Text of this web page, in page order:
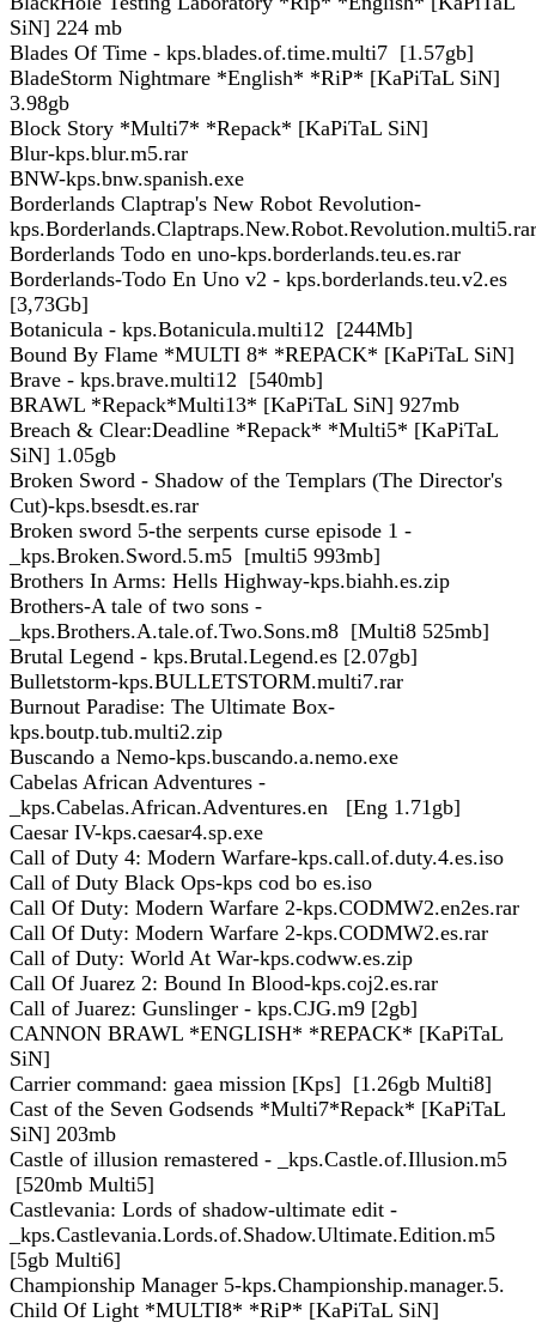
SiN] 224 mb
Blades Of Time - kps.blades.of.time.multi7 [1.57gb]
BladeStorm Nightmare *English* *RiP* [KaPiTaL SiN]
3.98gb
Block Story *Multi7* *Repack* [KaPiTaL SiN]
Blur-kps.blur.m5.rar
BNW-kps.bnw.spanish.exe
Borderlands Claptrap's New Robot Revolution-
kps.Borderlands.Claptraps.New.Robot.Revolution.multi5.rar
Borderlands Todo en uno-kps.borderlands.teu.es.rar
Borderlands-Todo En Uno v2 - kps.borderlands.teu.v2.es
[3,73Gb]
Botanicula - kps.Botanicula.multi12 [244Mb]
Bound By Flame *MULTI 8* *REPACK* [KaPiTaL SiN]
Brave - kps.brave.multi12 [540mb]
BRAWL *Repack*Multi13* [KaPiTaL SiN] 927mb
Breach & Clear:Deadline *Repack* *Multi5* [KaPiTaL
SiN] 1.05gb
Broken Sword - Shadow of the Templars (The Director's
Cut)-kps.bsesdt.es.rar
Broken sword 5-the serpents curse episode 1 -
_kps.Broken.Sword.5.m5 [multi5 993mb]
Brothers In Arms: Hells Highway-kps.biahh.es.zip
Brothers-A tale of two sons -
_kps.Brothers.A.tale.of.Two.Sons.m8 [Multi8 525mb]
Brutal Legend - kps.Brutal.Legend.es [2.07gb]
Bulletstorm-kps.BULLETSTORM.multi7.rar
Burnout Paradise: The Ultimate Box-
kps.boutp.tub.multi2.zip
Buscando a Nemo-kps.buscando.a.nemo.exe
Cabelas African Adventures -
_kps.Cabelas.African.Adventures.en [Eng 1.71gb]
Caesar IV-kps.caesar4.sp.exe
Call of Duty 4: Modern Warfare-kps.call.of.duty.4.es.iso
Call of Duty Black Ops-kps cod bo es.iso
Call Of Duty: Modern Warfare 2-kps.CODMW2.en2es.rar
Call Of Duty: Modern Warfare 2-kps.CODMW2.es.rar
Call of Duty: World At War-kps.codww.es.zip
Call Of Juarez 2: Bound In Blood-kps.coj2.es.rar
Call of Juarez: Gunslinger - kps.CJG.m9 [2gb]
CANNON BRAWL *ENGLISH* *REPACK* [KaPiTaL
SiN]
Carrier command: gaea mission [Kps] [1.26gb Multi8]
Cast of the Seven Godsends *Multi7*Repack* [KaPiTaL
SiN] 203mb
Castle of illusion remastered - _kps.Castle.of.Illusion.m5
[520mb Multi5]
Castlevania: Lords of shadow-ultimate edit -
_kps.Castlevania.Lords.of.Shadow.Ultimate.Edition.m5
[5gb Multi6]
Championship Manager 5-kps.Championship.manager.5.
Child Of Light *MULTI8* *RiP* [KaPiTaL SiN]